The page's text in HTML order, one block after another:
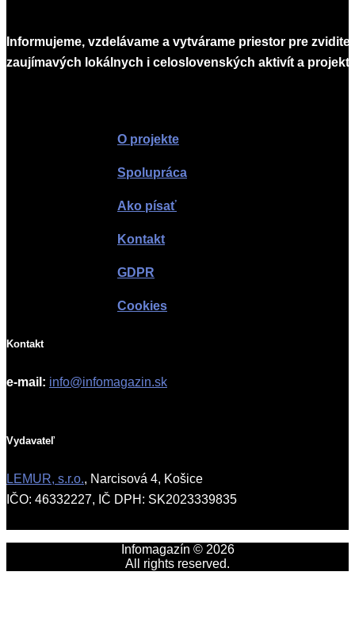
Informujeme, vzdelávame a vytvárame priestor pre
zaujímavých lokálnych i celoslovenských aktivít a
O projekte
Spolupráca
Ako písať
Kontakt
GDPR
Cookies
Kontakt
e-mail: info@infomagazin.sk
Vydavateľ
LEMUR, s.r.o., Narcisová 4, Košice
IČO: 46332227, IČ DPH: SK2023339835
Infomagazín © 2026
All rights reserved.